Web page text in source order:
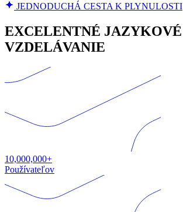
JEDNODUCHÁ CESTA K PLYNULOSTI
EXCELENTNÉ JAZYKOVÉ
VZDELÁVANIE
10,000,000+
Používateľov